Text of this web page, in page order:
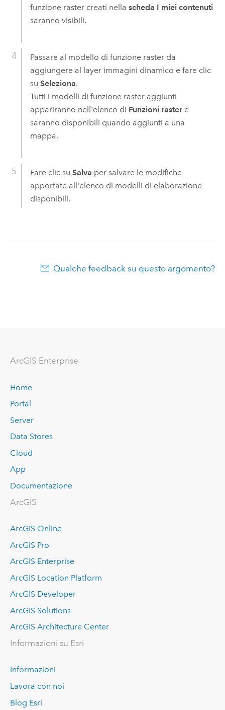
funzione raster creati nella scheda I miei contenuti
saranno visibili.
Passare al modello di funzione raster da
aggiungere al layer immagini dinamico e fare clic
su Seleziona.
Tutti i modelli di funzione raster aggiunti
appariranno nell'elenco di Funzioni rastere
saranno disponibili quando aggiunti a una
mappa.
Fare clic su Salva per salvare le modifiche
apportate all'elenco di modelli di elaborazione
disponibili.
Qualche feedback su questo argomento?
ArcGIS Enterprise
Home
Portal
Server
Data Stores
Cloud
App
Documentazione
ArcGIS
ArcGIS Online
ArcGIS Pro
ArcGIS Enterprise
ArcGIS Location Platform
ArcGIS Developer
ArcGIS Solutions
ArcGIS Architecture Center
Informazioni su Esri
Informazioni
Lavora con noi
Blog Esri